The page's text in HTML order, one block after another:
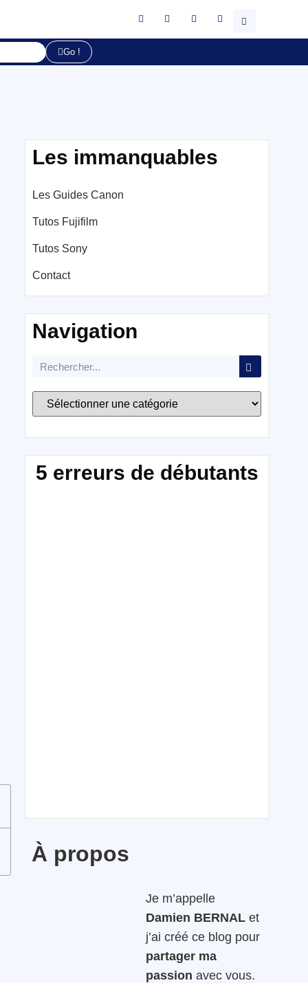
Go !
Les immanquables
Les Guides Canon
Tutos Fujifilm
Tutos Sony
Contact
Navigation
5 erreurs de débutants
À propos
Je m’appelle
Damien BERNAL et
j’ai créé ce blog pour
partager ma
passion avec vous.